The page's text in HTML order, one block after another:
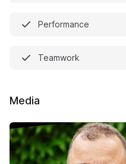
Performance
Teamwork
Media